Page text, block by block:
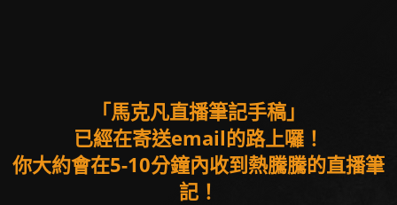
「馬克凡直播筆記手稿」
已經在寄送email的路上囉！
你大約會在5-10分鐘內收到熱騰騰的直播筆
記！